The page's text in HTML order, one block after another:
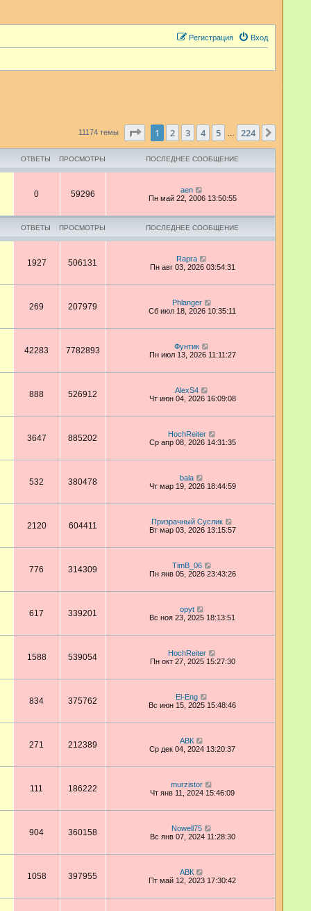
Вход
Регистрация
11174 темы Страница1 из 224
1 2 3 4 5 224
ОТВЕТЫ ПРОСМОТРЫ ПОСЛЕДНЕЕ СООБЩЕНИЕ
0 59296
aen
Пн май 22, 2006 13:50:55
ОТВЕТЫ ПРОСМОТРЫ ПОСЛЕДНЕЕ СООБЩЕНИЕ
1927 506131
Rapra
Пн авг 03, 2026 03:54:31
269 207979
Phlanger
Сб июл 18, 2026 10:35:11
42283 7782893
Фунтик
Пн июл 13, 2026 11:11:27
888 526912
AlexS4
Чт июн 04, 2026 16:09:08
3647 885202
HochReiter
Ср апр 08, 2026 14:31:35
532 380478
bala
Чт мар 19, 2026 18:44:59
2120 604411
Призрачный Суслик
Вт мар 03, 2026 13:15:57
776 314309
TimB_06
Пн янв 05, 2026 23:43:26
617 339201
opyt
Вс ноя 23, 2025 18:13:51
1588 539054
HochReiter
Пн окт 27, 2025 15:27:30
834 375762
El-Eng
Вс июн 15, 2025 15:48:46
271 212389
АВК
Ср дек 04, 2024 13:20:37
111 186222
murzistor
Чт янв 11, 2024 15:46:09
904 360158
Nowell75
Вс янв 07, 2024 11:28:30
1058 397955
АВК
Пт май 12, 2023 17:30:42